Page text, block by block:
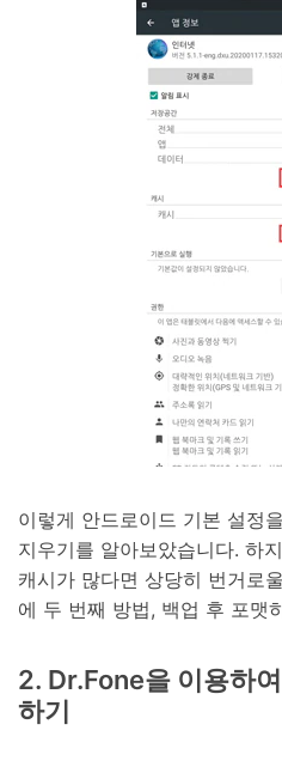
이렇게 안드로이드 기본 설정
지우기를 알아보았습니다. 하
캐시가 많다면 상당히 번거로
에 두 번째 방법, 백업 후 포맷
2. Dr.Fone을 이용하
하기